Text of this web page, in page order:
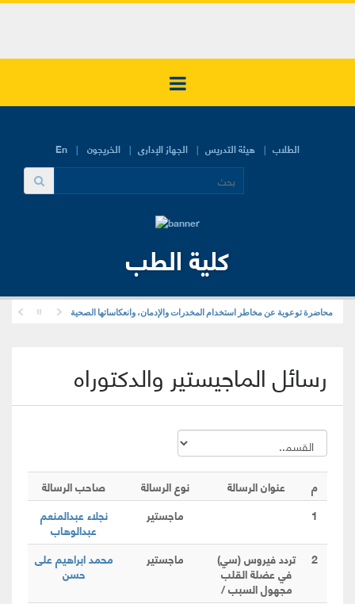
En الطلاب هيئة التدريس الجهاز الإدارى الخريجون
كلية الطب
محاضرة توعوية عن مخاطر استخدام المخدرات والإدمان، وانعكاساتها الصحية والنفسية والاجتماعية
رسائل الماجيستير والدكتوراه
م عنوان الرسالة نوع الرسالة
صاحب الرسالة
1
ماجستير نجلاء عبدالمنعم
عبدالوهاب
2
تردد فيروس (سي)
في عضلة القلب
مجهول السبب /
ماجستير محمد ابراهيم على
حسن